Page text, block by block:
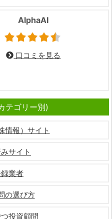
AlphaAI
口コミを見る
テゴリー別)
情報）サイト
サイト
業者
の選び方
投資顧問